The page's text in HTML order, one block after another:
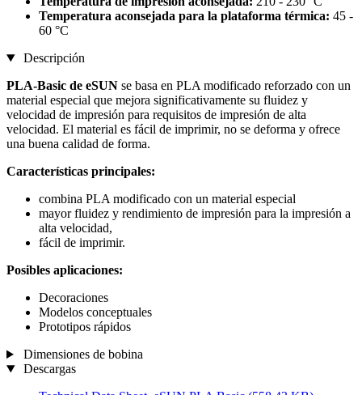
Temperatura aconsejada para la plataforma térmica: 45 -
60 °C
Descripción
PLA-Basic de eSUN se basa en PLA modificado reforzado con un
material especial que mejora significativamente su fluidez y
velocidad de impresión para requisitos de impresión de alta
velocidad. El material es fácil de imprimir, no se deforma y ofrece
una buena calidad de forma.
Características principales:
combina PLA modificado con un material especial
mayor fluidez y rendimiento de impresión para la impresión a
alta velocidad,
fácil de imprimir.
Posibles aplicaciones:
Decoraciones
Modelos conceptuales
Prototipos rápidos
Dimensiones de bobina
Descargas